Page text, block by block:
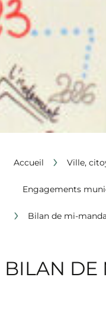
Accueil › Ville,
Engagements
› Bilan de mi-
BILAN DE